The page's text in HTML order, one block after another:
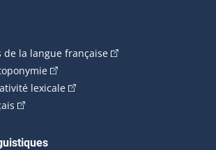
de la langue française(Cet hyperlien
(Cet hyperlien externe s'ouvrira
lexicale(Cet hyperlien externe
(Cet hyperlien externe s'ouvrira dans une